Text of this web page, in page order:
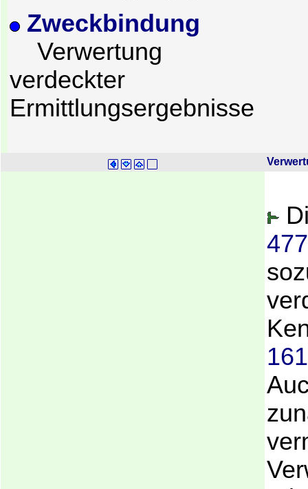
Zweckbindung
Verwertung
verdeckter
Ermittlungsergebnisse